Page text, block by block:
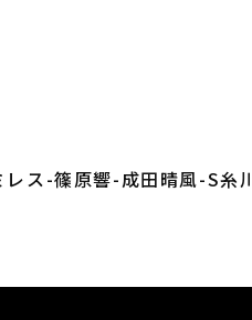
ス-篠原響-成田晴風-S糸